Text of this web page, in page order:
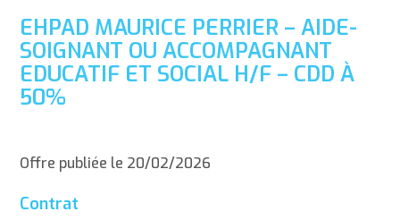
EHPAD MAURICE PERRIER – AIDE-
SOIGNANT OU ACCOMPAGNANT
EDUCATIF ET SOCIAL H/F – CDD À
50%
Offre publiée le 20/02/2026
Contrat